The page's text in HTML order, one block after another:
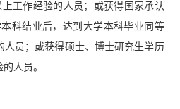
工作经验的人员；或获得国家承认
科结业后，达到大学本科毕业同等
人员；或获得硕士、博士研究生学历
人员。